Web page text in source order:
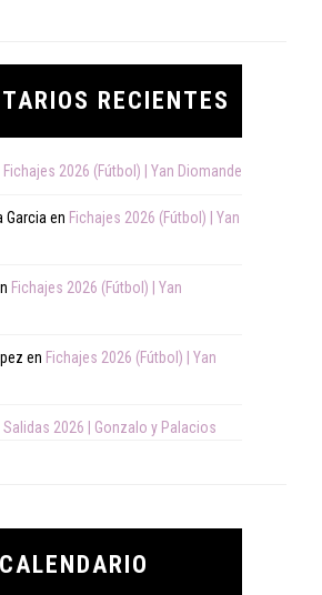
RECIENTES
Fichajes 2026 (Fútbol) | Yan Diomande
Garcia en Fichajes 2026 (Fútbol) | Yan
Fichajes 2026 (Fútbol) | Yan
en Fichajes 2026 (Fútbol) | Yan
Salidas 2026 | Gonzalo y Palacios
CALENDARIO